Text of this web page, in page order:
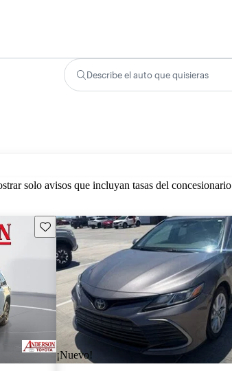
Describe el auto que quisieras
solo avisos que incluyan tasas del concesionario
Guarda este Aviso
¡Nuevo!